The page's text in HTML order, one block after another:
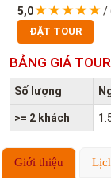
5,0 /
ĐẶT TOUR
BẢNG GIÁ TOUR
Số lượng
>= 2 khách
Giới thiệu